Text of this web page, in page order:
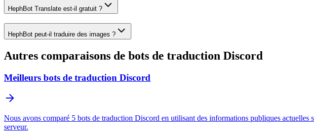
HephBot Translate est-il gratuit ?
HephBot peut-il traduire des images ?
Autres comparaisons de bots de traduction Discord
Meilleurs bots de traduction Discord
Nous avons comparé 5 bots de traduction Discord en utilisant des informations publiques
serveur.